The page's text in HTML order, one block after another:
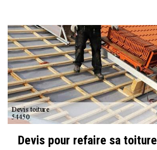
Devis pour refaire sa toiture